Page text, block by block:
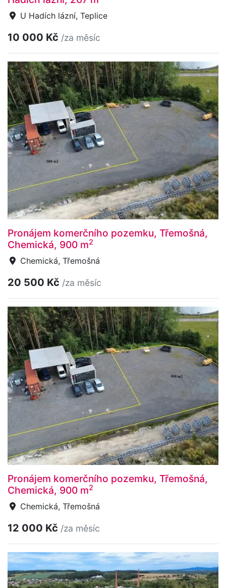
U Hadích lázní, Teplice
10 000 Kč /za měsíc
Pronájem komerčního pozemku, Třemošná,
Chemická, 900 m2
Chemická, Třemošná
20 500 Kč /za měsíc
Pronájem komerčního pozemku, Třemošná,
Chemická, 900 m2
Chemická, Třemošná
12 000 Kč /za měsíc